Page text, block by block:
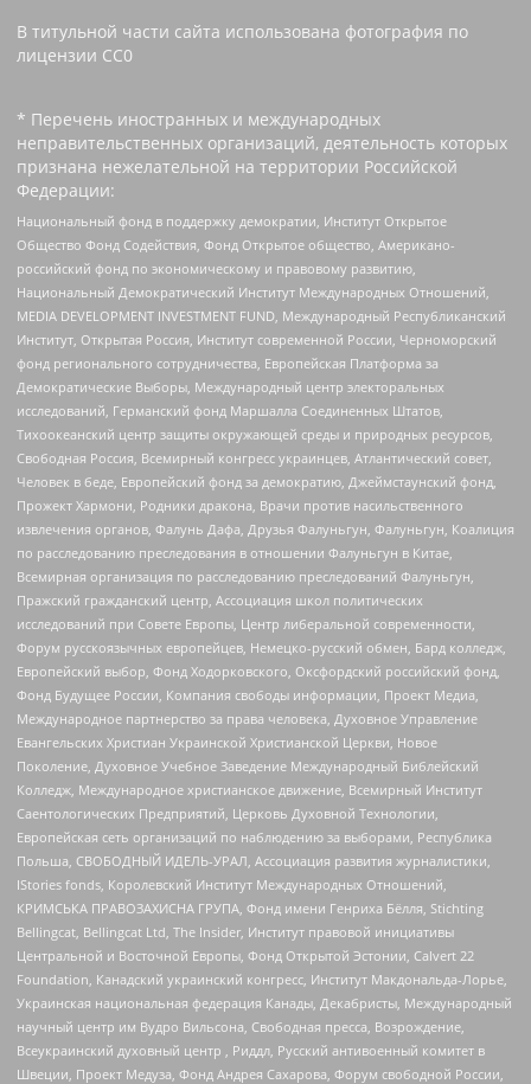
В титульной части сайта использована фотография по
лицензии CC0 ‌
* Перечень иностранных и международных
неправительственных организаций, деятельность которых
признана нежелательной на территории Российской
Федерации:
Национальный фонд в поддержку демократии, Институт Открытое
Общество Фонд Содействия, Фонд Открытое общество, Американо-
российский фонд по экономическому и правовому развитию,
Национальный Демократический Институт Международных Отношений,
MEDIA DEVELOPMENT INVESTMENT FUND, Международный Республиканский
Институт, Открытая Россия, Институт современной России, Черноморский
фонд регионального сотрудничества, Европейская Платформа за
Демократические Выборы, Международный центр электоральных
исследований, Германский фонд Маршалла Соединенных Штатов,
Тихоокеанский центр защиты окружающей среды и природных ресурсов,
Свободная Россия, Всемирный конгресс украинцев, Атлантический совет,
Человек в беде, Европейский фонд за демократию, Джеймстаунский фонд,
Прожект Хармони, Родники дракона, Врачи против насильственного
извлечения органов, Фалунь Дафа, Друзья Фалуньгун, Фалуньгун, Коалиция
по расследованию преследования в отношении Фалуньгун в Китае,
Всемирная организация по расследованию преследований Фалуньгун,
Пражский гражданский центр, Ассоциация школ политических
исследований при Совете Европы, Центр либеральной современности,
Форум русскоязычных европейцев, Немецко-русский обмен, Бард колледж,
Европейский выбор, Фонд Ходорковского, Оксфордский российский фонд,
Фонд Будущее России, Компания свободы информации, Проект Медиа,
Международное партнерство за права человека, Духовное Управление
Евангельских Христиан Украинской Христианской Церкви, Новое
Поколение, Духовное Учебное Заведение Международный Библейский
Колледж, Международное христианское движение, Всемирный Институт
Саентологических Предприятий, Церковь Духовной Технологии,
Европейская сеть организаций по наблюдению за выборами, Республика
Польша, СВОБОДНЫЙ ИДЕЛЬ-УРАЛ, Ассоциация развития журналистики,
IStories fonds, Королевский Институт Международных Отношений,
КРИМСЬКА ПРАВОЗАХИСНА ГРУПА, Фонд имени Генриха Бёлля, Stichting
Bellingcat, Bellingcat Ltd, The Insider, Институт правовой инициативы
Центральной и Восточной Европы, Фонд Открытой Эстонии, Calvert 22
Foundation, Канадский украинский конгресс, Институт Макдональда-Лорье,
Украинская национальная федерация Канады, Декабристы, Международный
научный центр им Вудро Вильсона, Свободная пресса, Возрождение,
Всеукраинский духовный центр , Риддл, Русский антивоенный комитет в
Швеции, Проект Медуза, Фонд Андрея Сахарова, Форум свободной России,